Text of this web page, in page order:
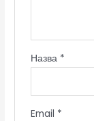
Назва *
Email *